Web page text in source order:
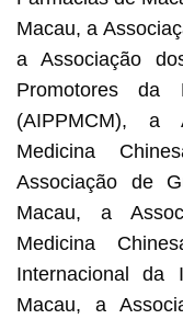
Macau, a
a Associação
Promotores da
(AIPPMCM), a
Medicina
Associação de
Macau, a
Medicina
Internacional da
Macau, a